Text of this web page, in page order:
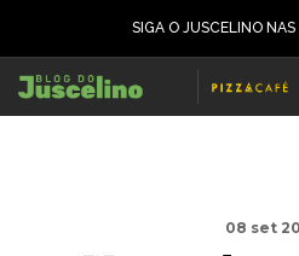
SIGA O JUSCELINO NAS
08 set